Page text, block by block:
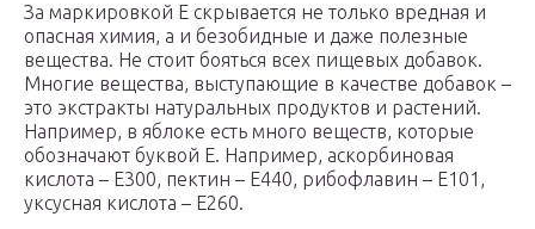
За маркировкой Е скрывается не только вредная и
опасная химия, а и безобидные и даже полезные
вещества. Не стоит бояться всех пищевых добавок.
Многие вещества, выступающие в качестве добавок –
это экстракты натуральных продуктов и растений.
Например, в яблоке есть много веществ, которые
обозначают буквой Е. Например, аскорбиновая
кислота – Е300, пектин – Е440, рибофлавин – Е101,
уксусная кислота – Е260.